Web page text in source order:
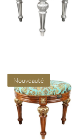
Nouveauté